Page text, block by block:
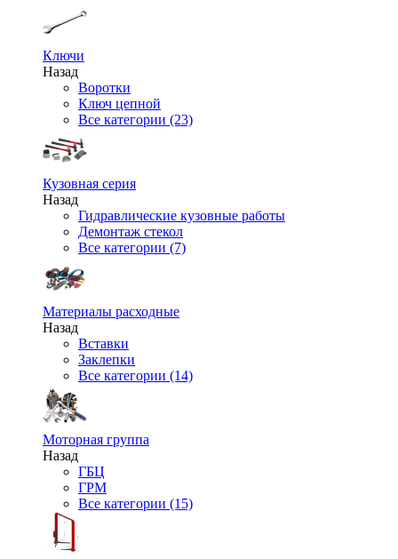
Ключи
Назад
Воротки
Ключ цепной
Все категории (23)
Кузовная серия
Назад
Гидравлические кузовные работы
Демонтаж стекол
Все категории (7)
Материалы расходные
Назад
Вставки
Заклепки
Все категории (14)
Моторная группа
Назад
ГБЦ
ГРМ
Все категории (15)